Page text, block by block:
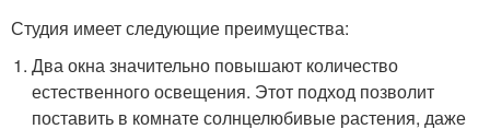
Студия имеет следующие преимущества:
Два окна значительно повышают количество
естественного освещения. Этот подход позволит
поставить в комнате солнцелюбивые растения, даже